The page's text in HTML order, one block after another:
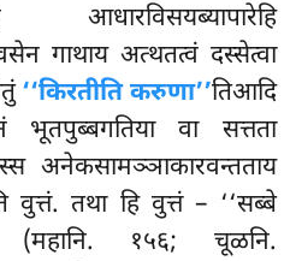
आधारविसयब्यापारेहि
गाथाय अत्थतत्वं दस्सेत्वा
‘‘किरतीति करुणा’’तिआदि
भूतपुब्बगतिया वा सत्तता
अनेकसामञ्ञाकारवन्तताय
वुत्तं. तथा हि वुत्तं – ‘‘सब्बे
(महानि. १५६; चूळनि.